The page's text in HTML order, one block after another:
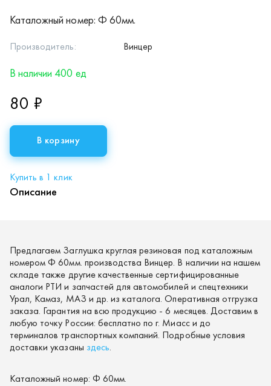
Каталожный номер: Ф 60мм.
Производитель: Винцер
В наличии 400 ед
80 ₽
В корзину
Купить в 1 клик
Описание
Предлагаем Заглушка круглая резиновая под каталожным
номером Ф 60мм. производства Винцер. В наличии на нашем
складе также другие качественные сертифицированные
аналоги РТИ и запчастей для автомобилей и спецтехники
Урал, Камаз, МАЗ и др. из каталога. Оперативная отгрузка
заказа. Гарантия на всю продукцию - 6 месяцев. Доставим в
любую точку России: бесплатно по г. Миасс и до
терминалов транспортных компаний. Подробные условия
доставки указаны здесь.
Каталожный номер: Ф 60мм.